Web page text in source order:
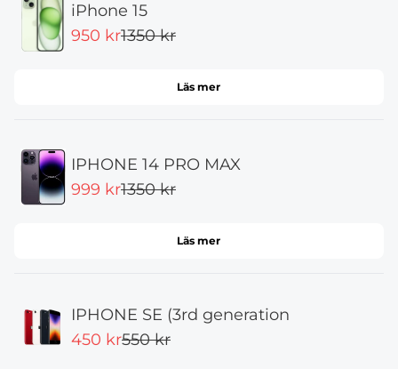
iPhone 15
950 kr1350 kr
Läs mer
IPHONE 14 PRO MAX
999 kr1350 kr
Läs mer
IPHONE SE (3rd generation
450 kr550 kr